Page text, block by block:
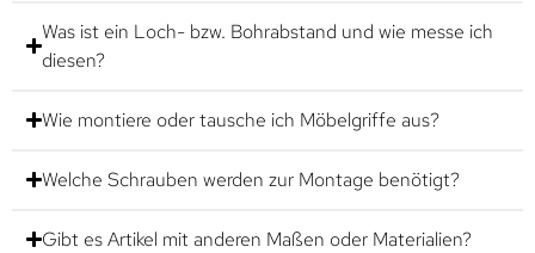
Was ist ein Loch- bzw. Bohrabstand und wie messe ich
diesen?
Wie montiere oder tausche ich Möbelgriffe aus?
Welche Schrauben werden zur Montage benötigt?
Gibt es Artikel mit anderen Maßen oder Materialien?